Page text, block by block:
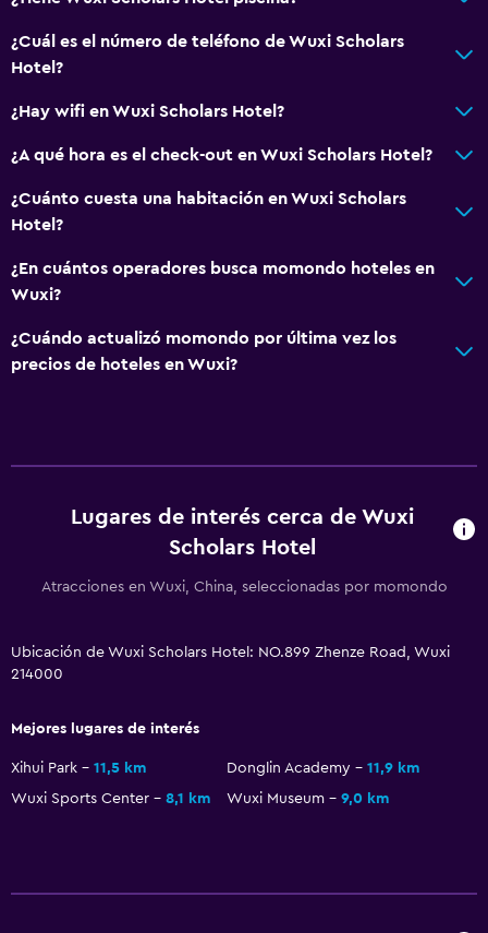
¿Cuál es el número de teléfono de Wuxi Scholars
Hotel?
¿Hay wifi en Wuxi Scholars Hotel?
¿A qué hora es el check-out en Wuxi Scholars Hotel?
¿Cuánto cuesta una habitación en Wuxi Scholars
Hotel?
¿En cuántos operadores busca momondo hoteles en
Wuxi?
¿Cuándo actualizó momondo por última vez los
precios de hoteles en Wuxi?
Lugares de interés cerca de Wuxi
Scholars Hotel
Atracciones en Wuxi, China, seleccionadas por momondo
Ubicación de Wuxi Scholars Hotel: NO.899 Zhenze Road, Wuxi
214000
Mejores lugares de interés
Xihui Park 11,5 km Donglin Academy
11,9 km
Wuxi Sports Center
8,1 km Wuxi Museum 9,0 km